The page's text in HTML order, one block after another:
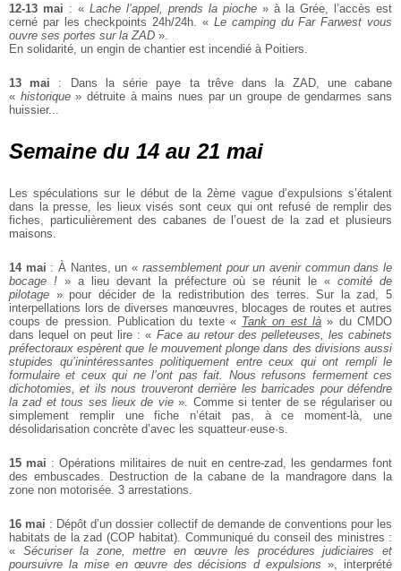
12-13 mai : « Lache l’appel, prends la pioche » à la Grée, l’accès est
cerné par les checkpoints 24h/24h. « Le camping du Far Farwest vous
ouvre ses portes sur la ZAD ».
En solidarité, un engin de chantier est incendié à Poitiers.
13 mai : Dans la série paye ta trêve dans la ZAD, une cabane
« historique» détruite à mains nues par un groupe de gendarmes sans
huissier...
Semaine du 14 au 21 mai
Les spéculations sur le début de la 2ème vague d’expulsions s’étalent
dans lapresse, les lieux visés sont ceux qui ont refusé de remplir des
fiches, particulièrement des cabanes de l’ouest de la zad et plusieurs
maisons.
14 mai : À Nantes, un « rassemblement pour un avenir commun dans le
bocage !» a lieu devant la préfecture où se réunit le «comité de
pilotage » pour décider de laredistribution des terres. Sur la zad, 5
interpellations lors de diverses manœuvres, blocages de routes et autres
coups de pression. Publication du texte « Tank on est là » du CMDO
dans lequel on peut lire : « Face au retour des pelleteuses, les cabinets
préfectoraux espèrent que le mouvement plonge dans des divisions aussi
stupides qu’inintéressantes politiquement entre ceux qui ont rempli le
formulaire et ceux qui nel’ont pas fait. Nous refusons fermement ces
dichotomies, et ils nous trouveront derrière les barricades pour défendre
la zad et tous ses lieux de vie». Comme si tenter de se régulariser ou
simplement remplir une fiche n’était pas, à ce moment-là, une
désolidarisation concrète d’avec les squatteur·euse·s.
15 mai : Opérations militaires de nuit en centre-zad, les gendarmes font
des embuscades. Destruction de la cabane de la mandragore dans la
zone non motorisée. 3 arrestations.
16 mai : Dépôt d’un dossier collectif de demande de conventions pour les
habitats de la zad (COP habitat). Communiqué du conseil des ministres :
« Sécuriser la zone, mettre en œuvre les procédures judiciaires et
poursuivre la mise en œuvre des décisions d expulsions », interprété